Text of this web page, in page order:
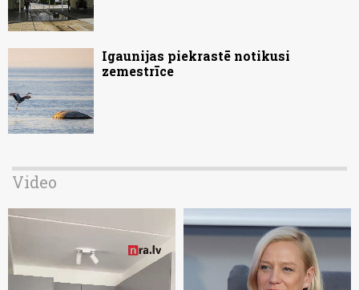
Igaunijas piekrastē notikusi
zemestrīce
Video